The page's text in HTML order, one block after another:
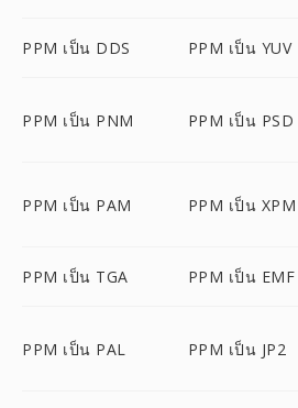
PPM เป็น DDS PPM เป็น YUV
PPM เป็น PNM PPM เป็น PSD
PPM เป็น PAM PPM เป็น XPM
PPM เป็น TGA PPM เป็น EMF
PPM เป็น PAL PPM เป็น JP2